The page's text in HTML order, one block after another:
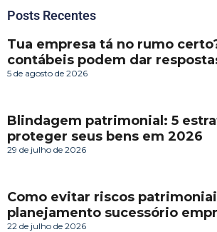
Posts Recentes
Tua empresa tá no rumo
contábeis podem dar
5 de agosto de 2026
Blindagem patrimonial: 5
proteger seus bens em 2026
29 de julho de 2026
Como evitar riscos
planejamento sucessório
22 de julho de 2026